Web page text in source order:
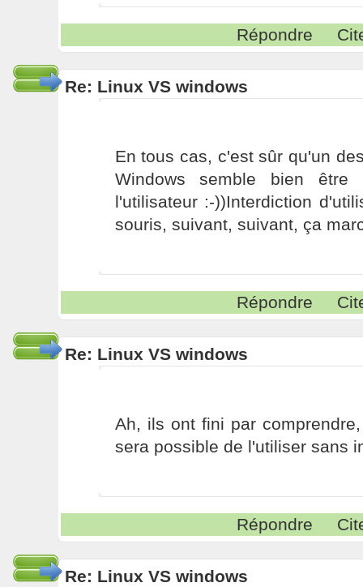
Répondre
Re: Linux VS windows
En tous cas, c'est sûr qu'un
Windows semble bien être
l'utilisateur :-))Interdiction
souris, suivant, suivant, ça
Répondre
Re: Linux VS windows
Ah, ils ont fini par
sera possible de l'utiliser sans
Répondre
Re: Linux VS windows